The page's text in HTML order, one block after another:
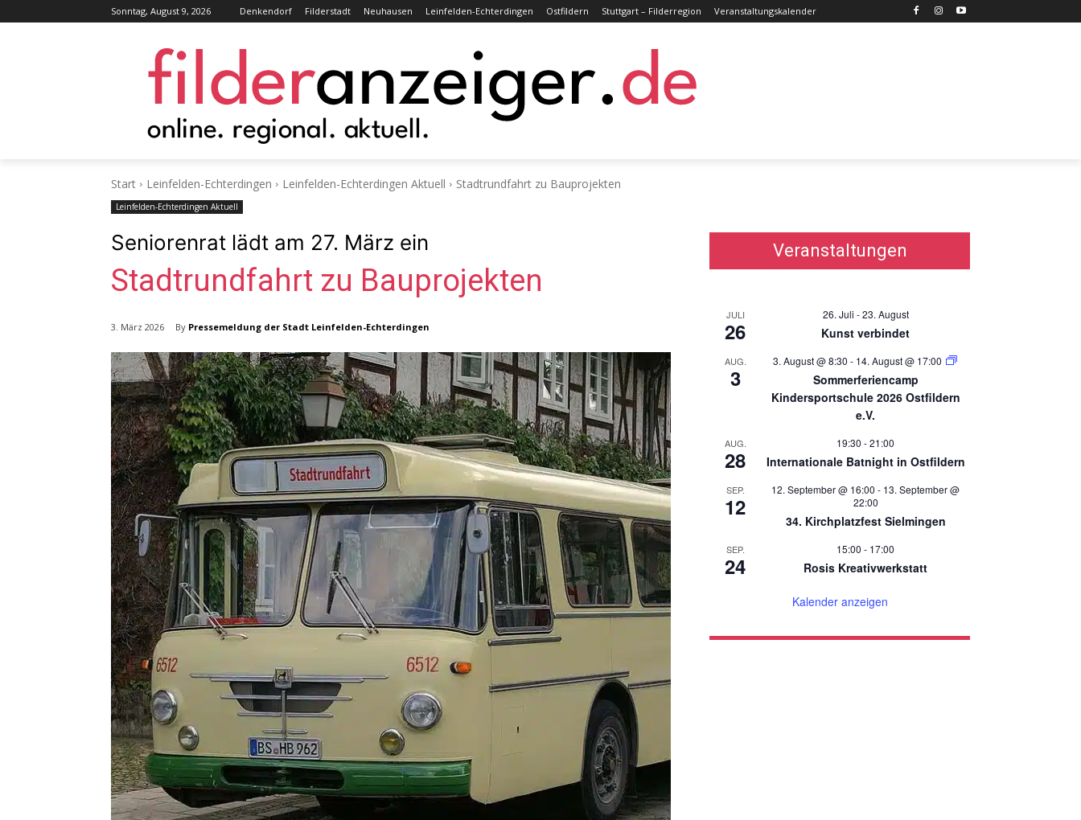
Sonntag, August 9, 2026 Denkendorf Filderstadt Neuhausen Leinfelden-Echterdingen Ostfildern Stuttgart – Filderregion Veranstaltungskalender
Start Leinfelden-Echterdingen Leinfelden-Echterdingen Aktuell Stadtrundfahrt zu Bauprojekten
Leinfelden-Echterdingen Aktuell
Seniorenrat lädt am 27. März ein
Stadtrundfahrt zu Bauprojekten
3. März 2026 By Pressemeldung der Stadt Leinfelden-Echterdingen
Veranstaltungen
JULI
26
26. Juli -23. August
Kunst verbindet
AUG.
3
3. August @ 8:30 - 14. August @ 17:00
Sommerferiencamp
Kindersportschule 2026 Ostfildern
e.V.
AUG.
28
19:30 -21:00
Internationale Batnight in Ostfildern
SEP.
12
12. September @ 16:00 - 13. September @
22:00
34. Kirchplatzfest Sielmingen
SEP.
24
15:00 - 17:00
Rosis Kreativwerkstatt
Kalender anzeigen